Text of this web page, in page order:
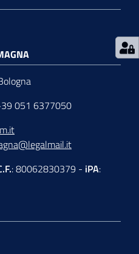
051 6377050
: 80062830379 - iPA: